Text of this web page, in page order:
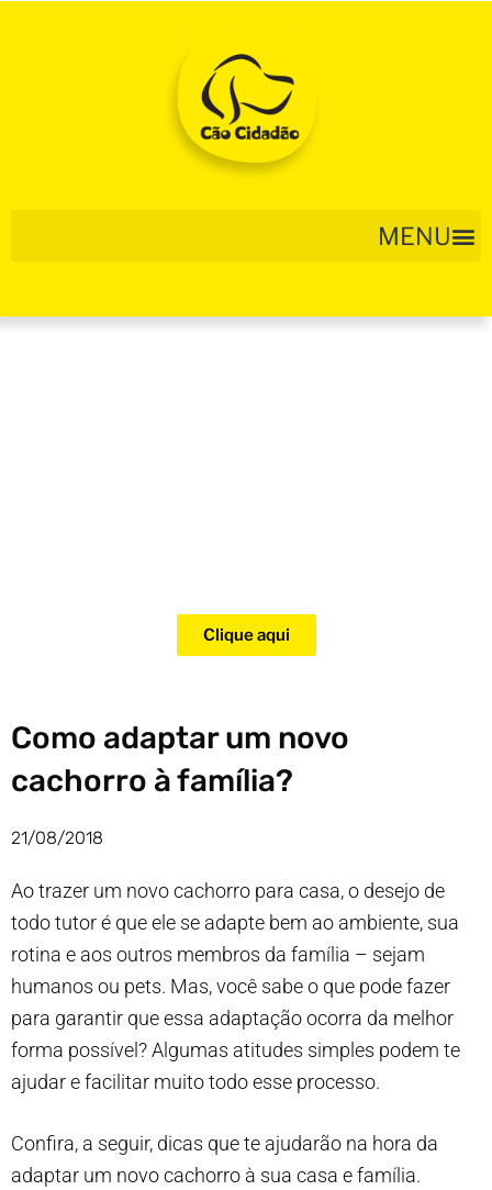
Clique aqui
Como adaptar um novo
cachorro à família?
21/08/2018
Ao trazer um novo cachorro para casa, o desejo de
todo tutor é que ele se adapte bem ao ambiente, sua
rotina e aos outros membros da família – sejam
humanos ou pets. Mas, você sabe o que pode fazer
para garantir que essa adaptação ocorra da melhor
forma possível? Algumas atitudes simples podem te
ajudar e facilitar muito todo esse processo.
Confira, a seguir, dicas que te ajudarão na hora da
adaptar um novo cachorro à sua casa e família.